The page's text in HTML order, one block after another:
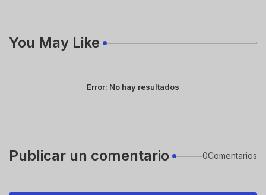
You May Like
Error: No hay resultados
Publicar un comentario 0Comentarios